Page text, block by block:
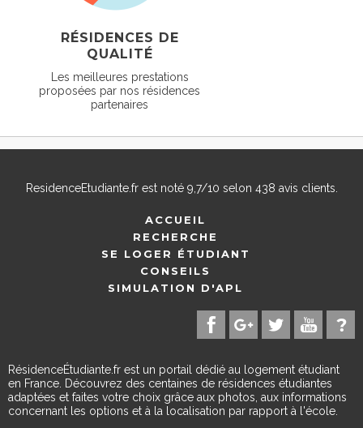
RÉSIDENCES DE
QUALITÉ
Les meilleures prestations
proposées par nos résidences
partenaires
ResidenceEtudiante.frest noté 9,7/10 selon 438 avis clients.
ACCUEIL
RECHERCHE
SE LOGER ÉTUDIANT
CONSEILS
SIMULATION D'APL
RésidenceÉtudiante.fr est un portail dédié au logement étudiant
en France. Découvrez des centaines de résidences étudiantes
adaptées et faites votre choix grâce aux photos, aux informations
concernant les options et à la localisation par rapport à l'école.